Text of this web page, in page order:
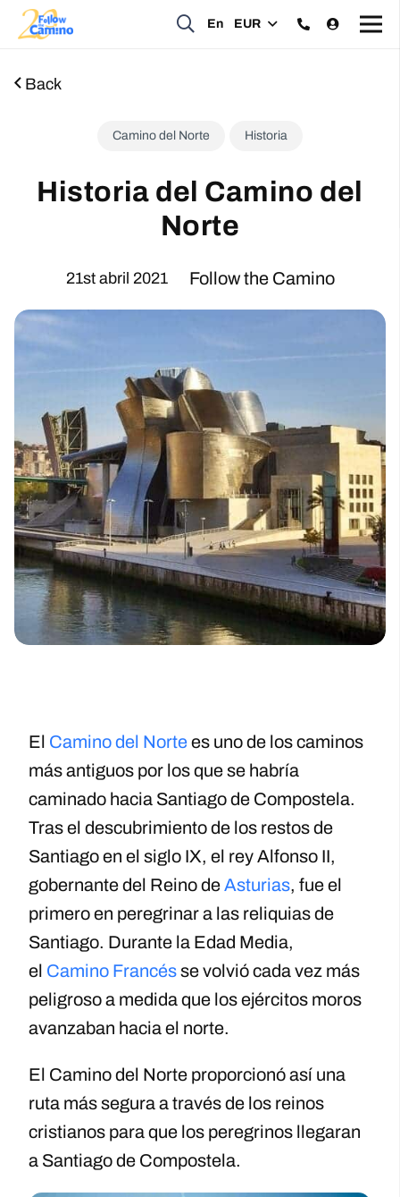
En EUR
Back
Camino del Norte Historia
Historia del Camino del
Norte
21st abril 2021 Follow the Camino
El Camino del Nortees uno de los caminos
más antiguos por los que se habría
caminado hacia Santiago de Compostela.
Tras el descubrimiento de los restos de
Santiago en el siglo IX, el rey Alfonso II,
gobernante del Reino deAsturias, fue el
primero en peregrinar a las reliquias de
Santiago. Durante la Edad Media,
el Camino Francésse volvió cada vez más
peligroso a medida que los ejércitos moros
avanzaban hacia el norte.
El Camino del Norte proporcionó así una
ruta más segura a través de los reinos
cristianos para que los peregrinos llegaran
a Santiago de Compostela.